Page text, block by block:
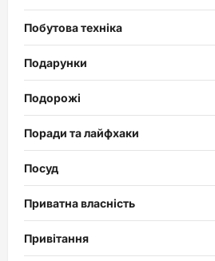
Побутова техніка
Подарунки
Подорожі
Поради та лайфхаки
Посуд
Приватна власність
Привітання